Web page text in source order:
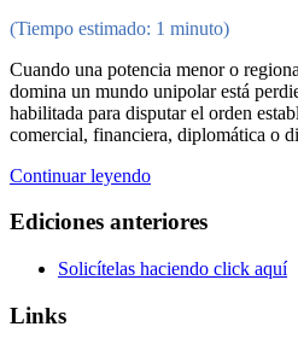
(Tiempo estimado: 1 minuto)
Cuando una potencia menor o
domina un mundo unipolar está
habilitada para disputar el orden
comercial, financiera, diplomática o
Continuar leyendo
Ediciones anteriores
Solicítelas haciendo click aquí
Links